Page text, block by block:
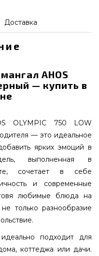
Доставка
AHOS
— купить в
OLYMPIC 750 LOW
— это идеальное
ярких эмоций в
выполненная в
сочетает в себе
и современные
любимые блюда на
только разнообразие
подходит для
коттеджа или дачи.